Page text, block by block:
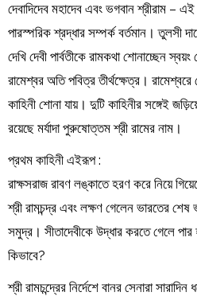
দেবাদিদেব মহাদেব এবং ভগবান শ্রীরাম
পারস্পরিক শ্রদ্ধার সম্পর্ক বর্তমান। তুলসী
দেখি দেবী পার্বতীকে রামকথা শোনাচ্ছেন
রামেশ্বর অতি পবিত্র তীর্থক্ষেত্র। রামেশ্বরে
কাহিনী শোনা যায়। দুটি কাহিনীর সঙ্গেই
রয়েছে মর্যাদা পুরুষোত্তম শ্রী রামের নাম।
প্রথম কাহিনী এইরূপ :
রাক্ষসরাজ রাবণ লঙ্কাতে হরণ করে নিয়ে
শ্রী রামচন্দ্র এবং লক্ষণ গেলেন ভারতের
সমুদ্র। সীতাদেবীকে উদ্ধার করতে গেলে
কিভাবে?
শ্রী রামচন্দ্রের নির্দেশে বানর সেনারা